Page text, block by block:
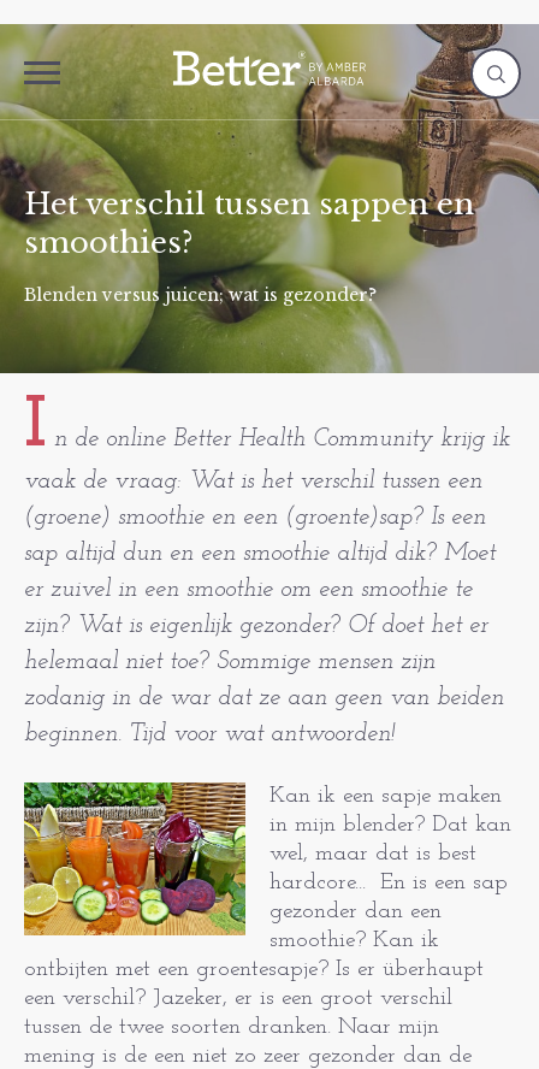
Het verschil tussen sappen en
smoothies?
Blenden versus juicen; wat is gezonder?
I n de online Better Health Community krijg ik
vaak de vraag: Wat is het verschil tussen een
(groene) smoothie en een (groente)sap? Is een
sap altijd dun en een smoothie altijd dik? Moet
er zuivel in een smoothie om een smoothie te
zijn? Wat is eigenlijk gezonder? Of doet het er
helemaal niet toe? Sommige mensen zijn
zodanig in de war dat ze aan geen van beiden
beginnen. Tijd voor wat antwoorden!
Kan ik een sapje maken
in mijn blender? Dat kan
wel, maar dat is best
hardcore... En is een sap
gezonder dan een
smoothie? Kan ik
ontbijten met een groentesapje? Is er überhaupt
een verschil? Jazeker, er is een groot verschil
tussen de twee soorten dranken. Naar mijn
mening is de een niet zo zeer gezonder dan de